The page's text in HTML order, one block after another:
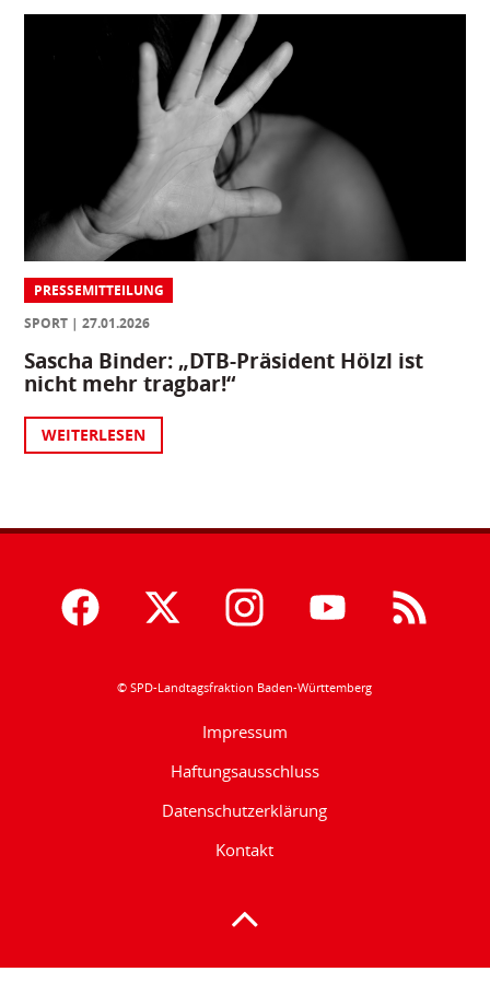
PRESSEMITTEILUNG
SPORT
27.01.2026
Sascha Binder: „DTB-Präsident Hölzl ist
nicht mehr tragbar!“
WEITERLESEN
© SPD-Landtagsfraktion Baden-Württemberg
Impressum
Haftungsausschluss
Datenschutzerklärung
Kontakt